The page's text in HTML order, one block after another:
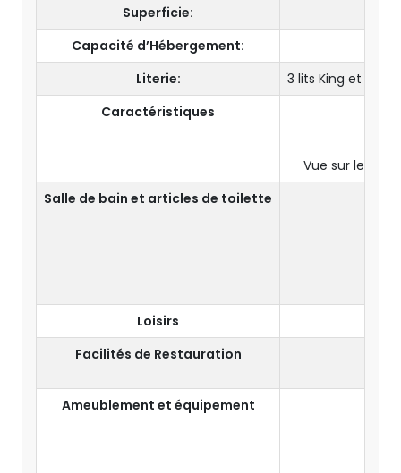
Superficie:
Capacité d’Hébergement:
Literie:
3 lits King et
Caractéristiques
Vue sur le
Salle de bain et articles de toilette
Loisirs
Facilités de Restauration
Ameublement et équipement